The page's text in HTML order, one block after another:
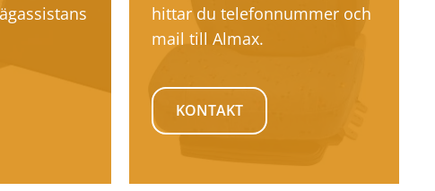
hittar du telefonnummer och
mail till Almax.
KONTAKT